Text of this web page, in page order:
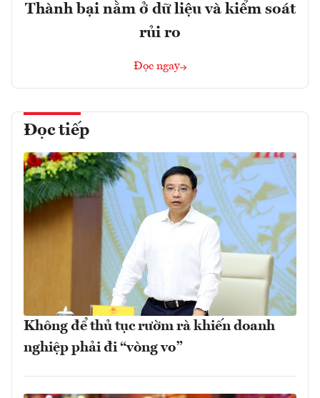
Thành bại nằm ở dữ liệu và kiểm soát
rủi ro
Đọc ngay
Đọc tiếp
Không để thủ tục rườm rà khiến doanh
nghiệp phải đi “vòng vo”